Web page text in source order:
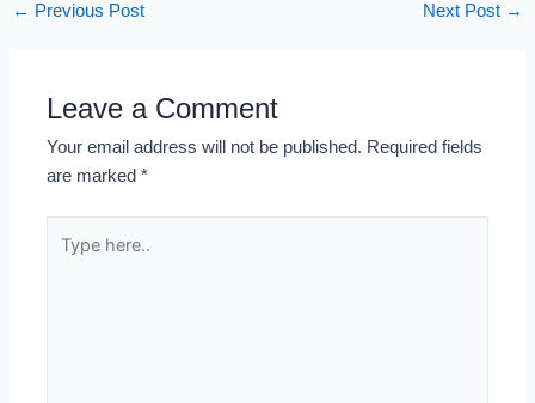
← Previous Post Next Post →
Leave a Comment
Your email address will not be published. Required fields
are marked*
here..